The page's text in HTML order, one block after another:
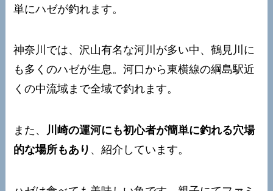
単にハゼが釣れます。
神奈川では、沢山有名な河川が多い中、鶴見川に
も多くのハゼが生息。河口から東横線の綱島駅近
くの中流域まで全域で釣れます。
また、 川崎の運河にも初心者が簡単に釣れる穴場
的な場所もあり 、紹介しています。